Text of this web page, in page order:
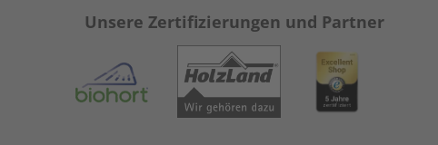
Unsere Zertifizierungen und Partner